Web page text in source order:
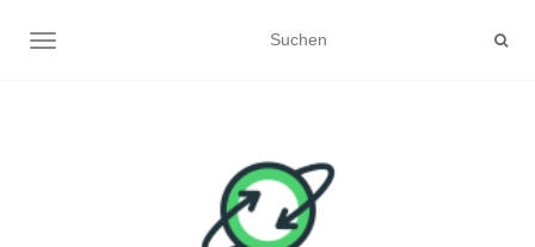
NAVIGATION UMSCHALTEN